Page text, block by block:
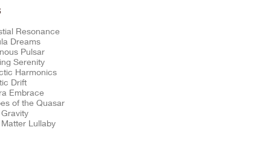
Resonance
Dreams
Pulsar
Serenity
Harmonics
Drift
Embrace
of the Quasar
Lullaby